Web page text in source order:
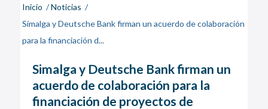
Inicio / Noticias /
Simalga y Deutsche Bank firman un acuerdo de colaboración
para la financiación d...
Simalga y Deutsche Bank firman un
acuerdo de colaboración para la
financiación de proyectos de